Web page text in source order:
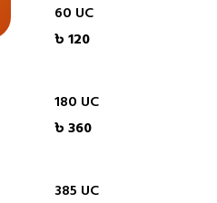
60 UC
৳ 120
180 UC
৳ 360
385 UC